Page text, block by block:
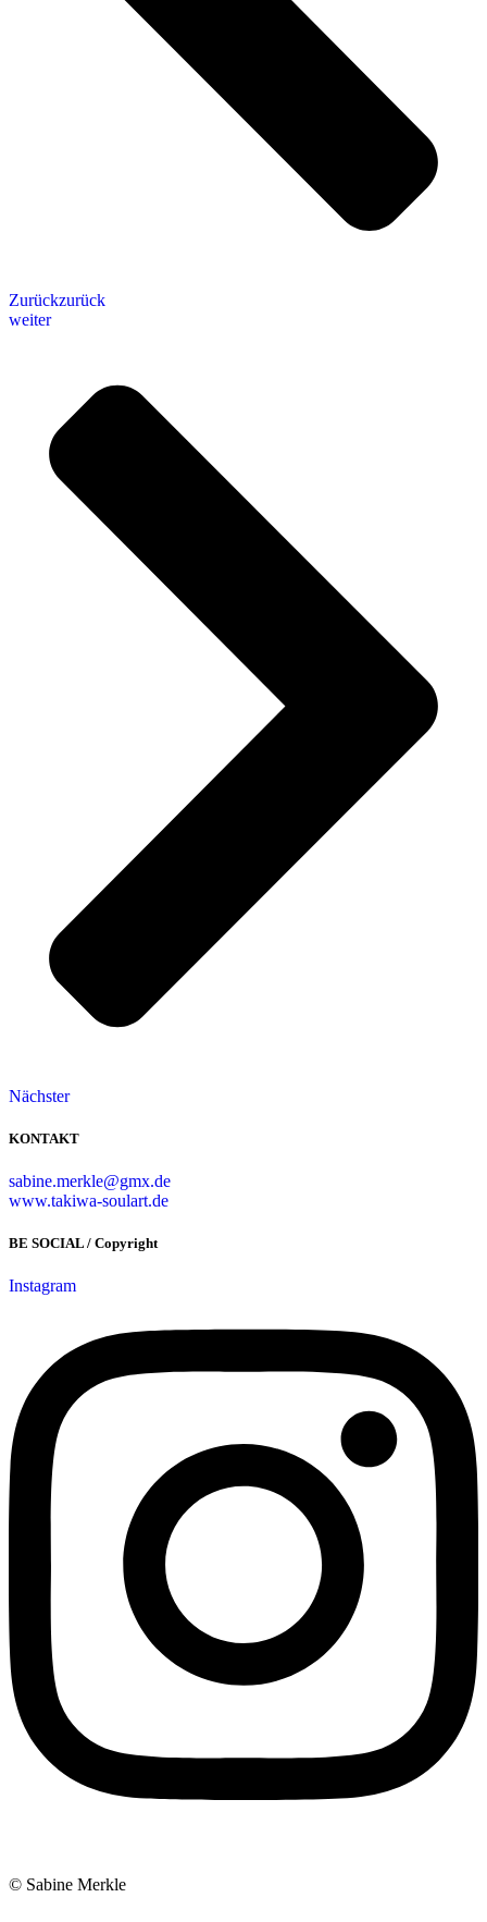
Zurückzurück
weiter
Nächster
KONTAKT
sabine.merkle@gmx.de
www.takiwa-soulart.de
BE SOCIAL / Copyright
Instagram
© Sabine Merkle